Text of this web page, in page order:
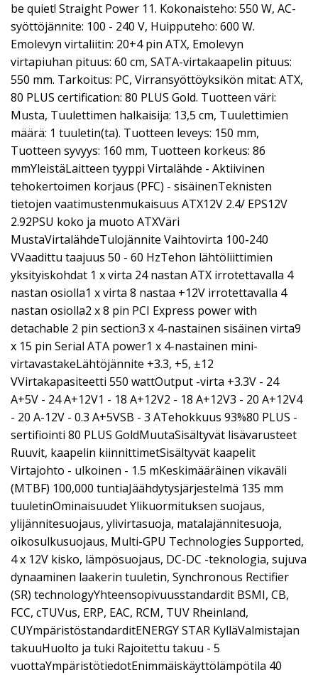
be quiet! Straight Power 11. Kokonaisteho: 550 W, AC-
syöttöjännite: 100 - 240 V, Huipputeho: 600 W.
Emolevyn virtaliitin: 20+4 pin ATX, Emolevyn
virtapiuhan pituus: 60 cm, SATA-virtakaapelin pituus:
550 mm. Tarkoitus: PC, Virransyöttöyksikön mitat: ATX,
80 PLUS certification: 80 PLUS Gold. Tuotteen väri:
Musta, Tuulettimen halkaisija: 13,5 cm, Tuulettimien
määrä: 1 tuuletin(ta). Tuotteen leveys: 150 mm,
Tuotteen syvyys: 160 mm, Tuotteen korkeus: 86
mmYleistäLaitteen tyyppi Virtalähde - Aktiivinen
tehokertoimen korjaus (PFC) - sisäinenTeknisten
tietojen vaatimustenmukaisuus ATX12V 2.4/ EPS12V
2.92PSU koko ja muoto ATXVäri
MustaVirtalähdeTulojännite Vaihtovirta 100-240
VVaadittu taajuus 50 - 60 HzTehon lähtöliittimien
yksityiskohdat 1 x virta 24 nastan ATX irrotettavalla 4
nastan osiolla1 x virta 8 nastaa +12V irrotettavalla 4
nastan osiolla2 x 8 pin PCI Express power with
detachable 2 pin section3 x 4-nastainen sisäinen virta9
x 15 pin Serial ATA power1 x 4-nastainen mini-
virtavastakeLähtöjännite +3.3, +5, ±12
VVirtakapasiteetti 550 wattOutput -virta +3.3V - 24
A+5V - 24 A+12V1 - 18 A+12V2 - 18 A+12V3 - 20 A+12V4
- 20 A-12V - 0.3 A+5VSB - 3 ATehokkuus 93%80 PLUS -
sertifiointi 80 PLUS GoldMuutaSisältyvät lisävarusteet
Ruuvit, kaapelin kiinnittimetSisältyvät kaapelit
Virtajohto - ulkoinen - 1.5 mKeskimääräinen vikaväli
(MTBF) 100,000 tuntiaJäähdytysjärjestelmä 135 mm
tuuletinOminaisuudet Ylikuormituksen suojaus,
ylijännitesuojaus, ylivirtasuoja, matalajännitesuoja,
oikosulkusuojaus, Multi-GPU Technologies Supported,
4 x 12V kisko, lämpösuojaus, DC-DC -teknologia, sujuva
dynaaminen laakerin tuuletin, Synchronous Rectifier
(SR) technologyYhteensopivuusstandardit BSMI, CB,
FCC, cTUVus, ERP, EAC, RCM, TUV Rheinland,
CUYmpäristöstandarditENERGY STAR KylläValmistajan
takuuHuolto ja tuki Rajoitettu takuu - 5
vuottaYmpäristötiedotEnimmäiskäyttölämpötila 40